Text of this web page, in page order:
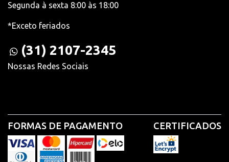
Segunda à sexta 8:00 às 18:00
*Exceto feriados
(31) 2107-2345
Nossas Redes Sociais
FORMAS DE PAGAMENTO CERTIFICADOS